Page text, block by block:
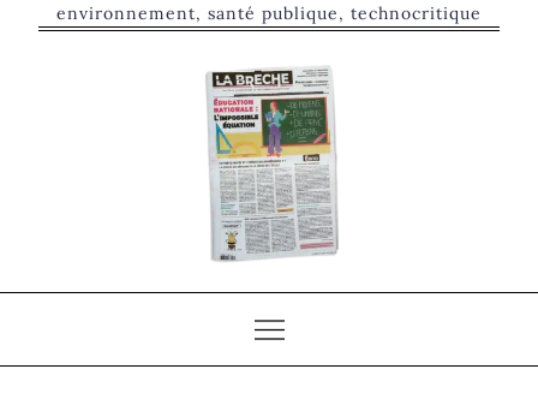
environnement, santé publique, technocritique